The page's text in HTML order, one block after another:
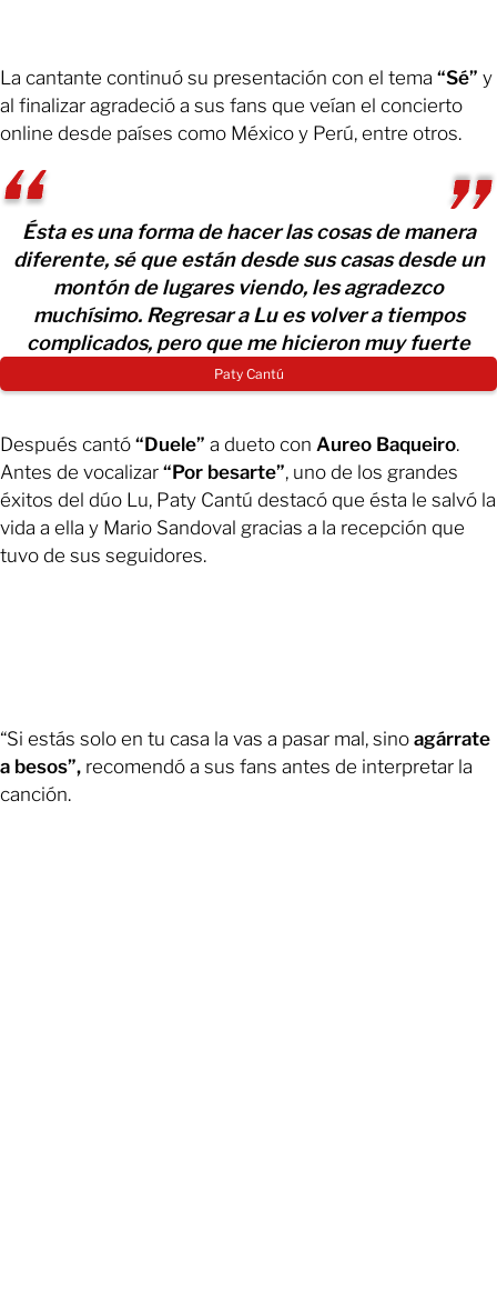
La cantante continuó su presentación con el tema “Sé” y
al finalizar agradeció a sus fans que veían el concierto
online desde países como México y Perú, entre otros.
Ésta es una forma de hacer las cosas de manera
diferente, sé que están desde sus casas desde un
montón de lugares viendo, les agradezco
muchísimo. Regresar a Lu es volver a tiempos
complicados, pero que me hicieron muy fuerte
Paty Cantú
Después cantó “Duele” a dueto con Aureo Baqueiro.
Antes de vocalizar “Por besarte”, uno de los grandes
éxitos del dúo Lu, Paty Cantú destacó que ésta le salvó la
vida a ella y Mario Sandoval gracias a la recepción que
tuvo de sus seguidores.
“Si estás solo en tu casa la vas a pasar mal, sino agárrate
a besos”, recomendó a sus fans antes de interpretar la
canción.